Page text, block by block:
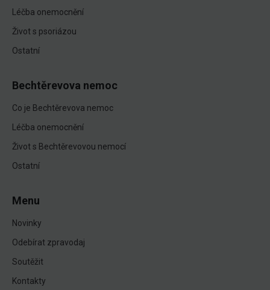
Léčba onemocnění
Život s psoriázou
Ostatní
Bechtěrevova nemoc
Co je Bechtěrevova nemoc
Léčba onemocnění
Život s Bechtěrevovou nemocí
Ostatní
Menu
Novinky
Odebírat zpravodaj
Soutěžit
Kontakty